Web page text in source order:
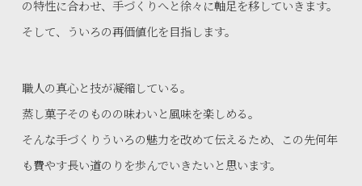
の特性に合わせ、手づくりへと徐々に軸足を移していきます。
そして、ういろの再価値化を目指します。
職人の真心と技が凝縮している。
蒸し菓子そのものの味わいと風味を楽しめる。
そんな手づくりういろの魅力を改めて伝えるため、この先何年
も費やす長い道のりを歩んでいきたいと思います。